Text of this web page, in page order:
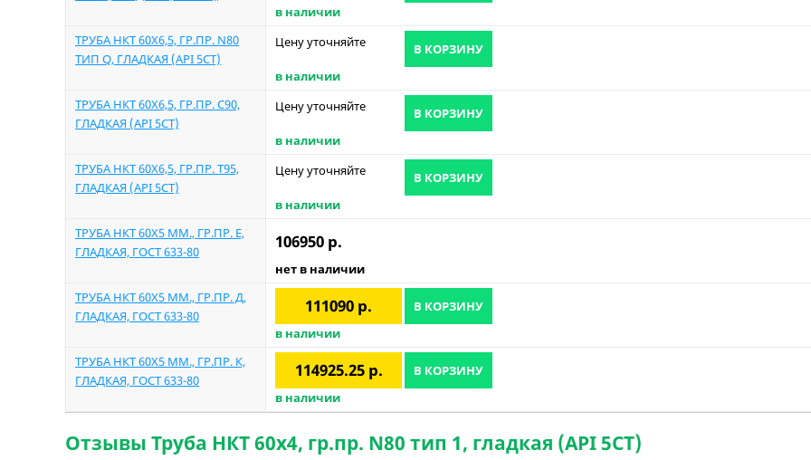
в наличии
ТРУБА НКТ 60Х6,5, ГР.ПР. N80
ТИП Q, ГЛАДКАЯ (API 5CT)
Цену уточняйте
В КОРЗИНУ
в наличии
ТРУБА НКТ 60Х6,5, ГР.ПР. C90,
ГЛАДКАЯ (API 5CT)
Цену уточняйте
В КОРЗИНУ
в наличии
ТРУБА НКТ 60Х6,5, ГР.ПР. T95,
ГЛАДКАЯ (API 5CT)
Цену уточняйте
В КОРЗИНУ
в наличии
ТРУБА НКТ 60Х5 ММ., ГР.ПР. Е,
ГЛАДКАЯ, ГОСТ 633-80
106950 р.
нет в наличии
ТРУБА НКТ 60Х5 ММ., ГР.ПР. Д,
ГЛАДКАЯ, ГОСТ 633-80
111090 р.
В КОРЗИНУ
в наличии
ТРУБА НКТ 60Х5 ММ., ГР.ПР. К,
ГЛАДКАЯ, ГОСТ 633-80
114925.25р.
В КОРЗИНУ
в наличии
Отзывы Труба НКТ 60х4, гр.пр. N80 тип 1, гладкая (API 5CT)